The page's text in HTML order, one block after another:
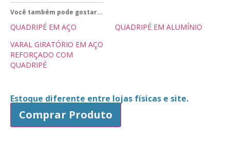
Você também pode gostar...
QUADRIPÉ EM AÇO
QUADRIPÉ EM ALUMÍNIO
VARAL GIRATÓRIO EM AÇO
REFORÇADO COM
QUADRIPÉ
Estoque diferente entre lojas físicas e site.
Comprar Produto